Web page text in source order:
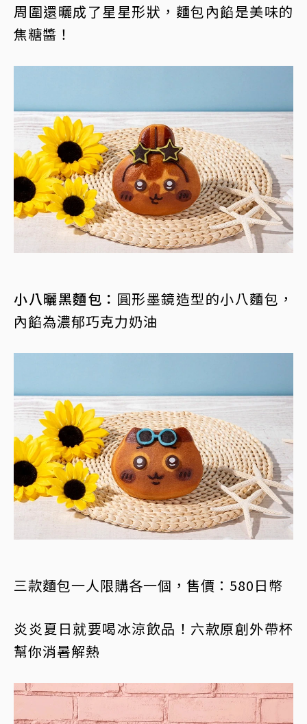
周圍還曬成了星星形狀，麵包內餡是美味的
焦糖醬！
小八曬黑麵包： 圓形墨鏡造型的小八麵包，
內餡為濃郁巧克力奶油
三款麵包一人限購各一個，售價：580日幣
炎炎夏日就要喝冰涼飲品！六款原創外帶杯
幫你消暑解熱